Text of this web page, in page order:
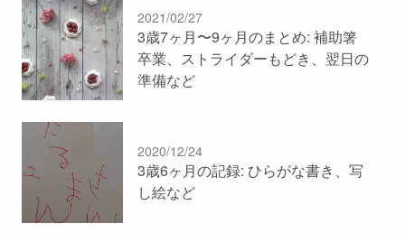
2021/02/27
3歳7ヶ月〜9ヶ月のまとめ: 補助箸
卒業、ストライダーもどき、翌日の
準備など
2020/12/24
3歳6ヶ月の記録: ひらがな書き、写
し絵など